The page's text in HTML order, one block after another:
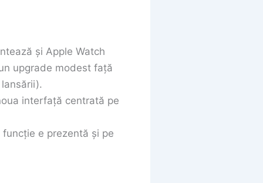
și Apple Watch
upgrade modest față
interfață centrată pe
e prezentă și pe